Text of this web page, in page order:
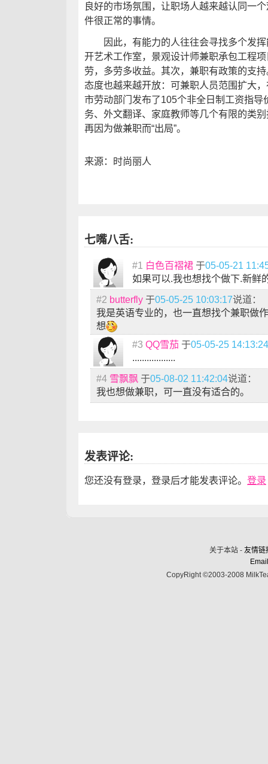
良好的市场氛围，让职场人越来越认同一
件很正常的事情。
因此，有能力的人往往会寻找多个发挥
开艺术工作室，景观设计师兼职承包工程
劳，多劳多收益。其次，兼职有政策的支
态度也越来越开放：可兼职人员范围扩大
市劳动部门发布了105个非全日制工资指
务、外文翻译、家庭教师等几个有限的类
再因为做兼职而“出局”。
来源：时尚丽人
七嘴八舌:
#1 白色百褶裙 于05-05-21
如果可以.我也想找个做下.新鲜
#2 butterfly 于05-05-25 10:03:17说道：
我是英语专业的，也一直想找个兼职做
想
#3 QQ雪茄 于05-05-25 14:13:24
..................
#4 雪飘飘 于05-08-02 11:42:04说道：
我也想做兼职，可一直没有适合的。
发表评论:
您还没有登录，登录后才能发表评论。 登录
关于本站 - 友情链
CopyRight ©2003-2008